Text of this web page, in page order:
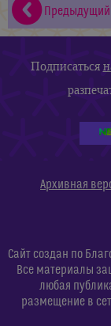
Предыдущий
Подписаться
Архивная
Сайт создан по
Все материалы
любая
размещение в